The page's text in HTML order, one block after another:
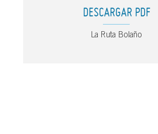
DESCARGAR PDF
La Ruta Bolaño